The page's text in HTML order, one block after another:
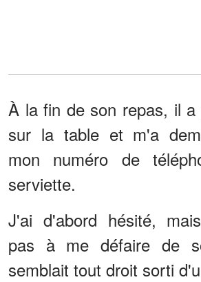
À la fin de son repas, il
sur la table et m'a
mon numéro de
serviette.
J'ai d'abord hésité,
pas à me défaire de
semblait tout droit sorti